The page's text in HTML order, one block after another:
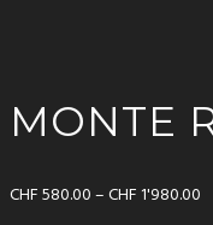
MONTE
CHF580.00–CHF1'980.00